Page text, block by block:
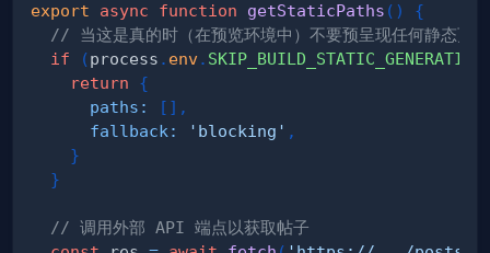
export
async function getStaticPaths ( )
{
// 当这是真的时（在预览环境中）不要预呈现任何静态页
if
(process . env. SKIP_BUILD_STATIC_GENERATION
return
{
paths : [ ] ,
fallback : 'blocking' ,
}
}
// 调用外部 API 端点以获取帖子